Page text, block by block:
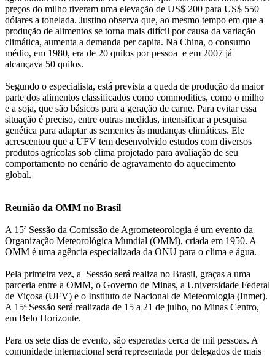
preços do milho tiveram uma elevação de US$ 200 para US$ 550
dólares a tonelada. Justino observa que, ao mesmo tempo em que a
produção de alimentos se torna mais difícil por causa da variação
climática, aumenta a demanda per capita. Na China, o consumo
médio, em 1980, era de 20 quilos por pessoa e em 2007 já
alcançava 50 quilos.
Segundo o especialista, está prevista a queda de produção da maior
parte dos alimentos classificados como commodities, como o milho
e a soja, que são básicos para a geração de carne. Para evitar essa
situação é preciso, entre outras medidas, intensificar a pesquisa
genética para adaptar as sementes às mudanças climáticas. Ele
acrescentou que a UFV tem desenvolvido estudos com diversos
produtos agrícolas sob clima projetado para avaliação de seu
comportamento no cenário de agravamento do aquecimento
global.
Reunião da OMM no Brasil
A 15ª Sessão da Comissão de Agrometeorologia é um evento da
Organização Meteorológica Mundial (OMM), criada em 1950. A
OMM é uma agência especializada da ONU para o clima e água.
Pela primeira vez, a Sessão será realiza no Brasil, graças a uma
parceria entre a OMM, o Governo de Minas, a Universidade Federal
de Viçosa (UFV) e o Instituto de Nacional de Meteorologia (Inmet).
A 15ª Sessão será realizada de 15 a 21 de julho, no Minas Centro,
em Belo Horizonte.
Para os sete dias de evento, são esperadas cerca de mil pessoas. A
comunidade internacional será representada por delegados de mais